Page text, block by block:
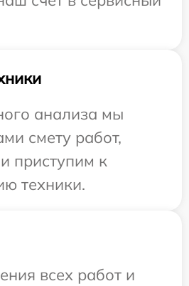
анализа мы
смету работ,
приступим к
техники.
всех работ и